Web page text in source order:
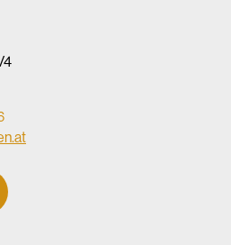
4